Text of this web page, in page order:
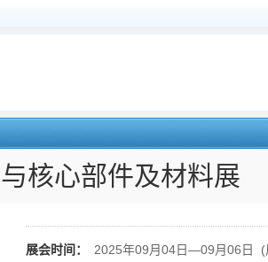
核心部件及材料展
展会时间： 2025年09月04日—09月06日 (